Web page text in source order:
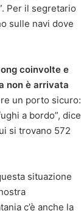
Per il segretario
sulle navi dove
coinvolte e
non è arrivata
un porto sicuro:
a bordo”, dice
si trovano 572
situazione
c’è anche la